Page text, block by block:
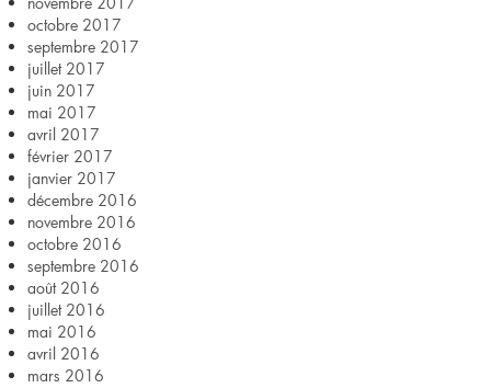
octobre 2017
septembre 2017
juillet 2017
juin 2017
mai 2017
avril 2017
février 2017
janvier 2017
décembre 2016
novembre 2016
octobre 2016
septembre 2016
août 2016
juillet 2016
mai 2016
avril 2016
mars 2016